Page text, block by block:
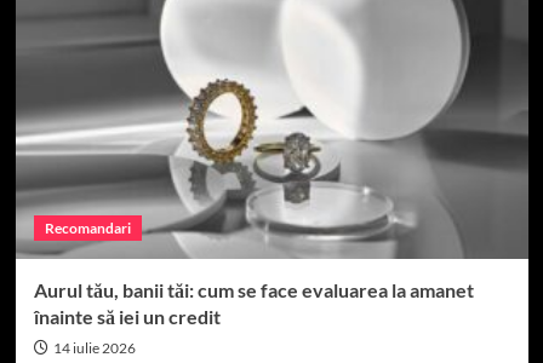
Recomandari
Aurul tău, banii tăi: cum se face evaluarea la amanet
înainte să iei un credit
14 iulie 2026